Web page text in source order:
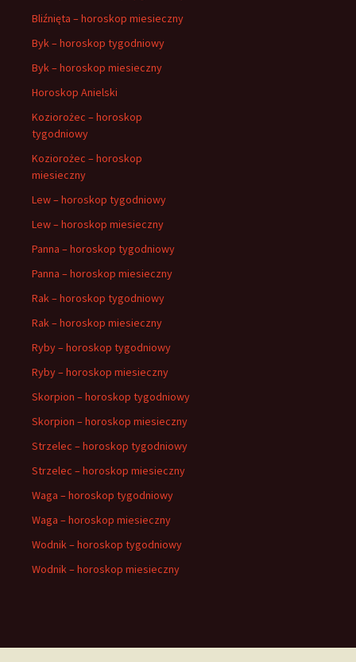
Bliźnięta – horoskop miesieczny
Byk – horoskop tygodniowy
Byk – horoskop miesieczny
Horoskop Anielski
Koziorożec – horoskop
tygodniowy
Koziorożec – horoskop
miesieczny
Lew – horoskop tygodniowy
Lew – horoskop miesieczny
Panna – horoskop tygodniowy
Panna – horoskop miesieczny
Rak – horoskop tygodniowy
Rak – horoskop miesieczny
Ryby – horoskop tygodniowy
Ryby – horoskop miesieczny
Skorpion – horoskop tygodniowy
Skorpion – horoskop miesieczny
Strzelec – horoskop tygodniowy
Strzelec – horoskop miesieczny
Waga – horoskop tygodniowy
Waga – horoskop miesieczny
Wodnik – horoskop tygodniowy
Wodnik – horoskop miesieczny